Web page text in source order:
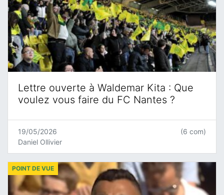
Lettre ouverte à Waldemar Kita : Que
voulez vous faire du FC Nantes ?
19/05/2026
Daniel Ollivier
(6 com)
POINT DE VUE